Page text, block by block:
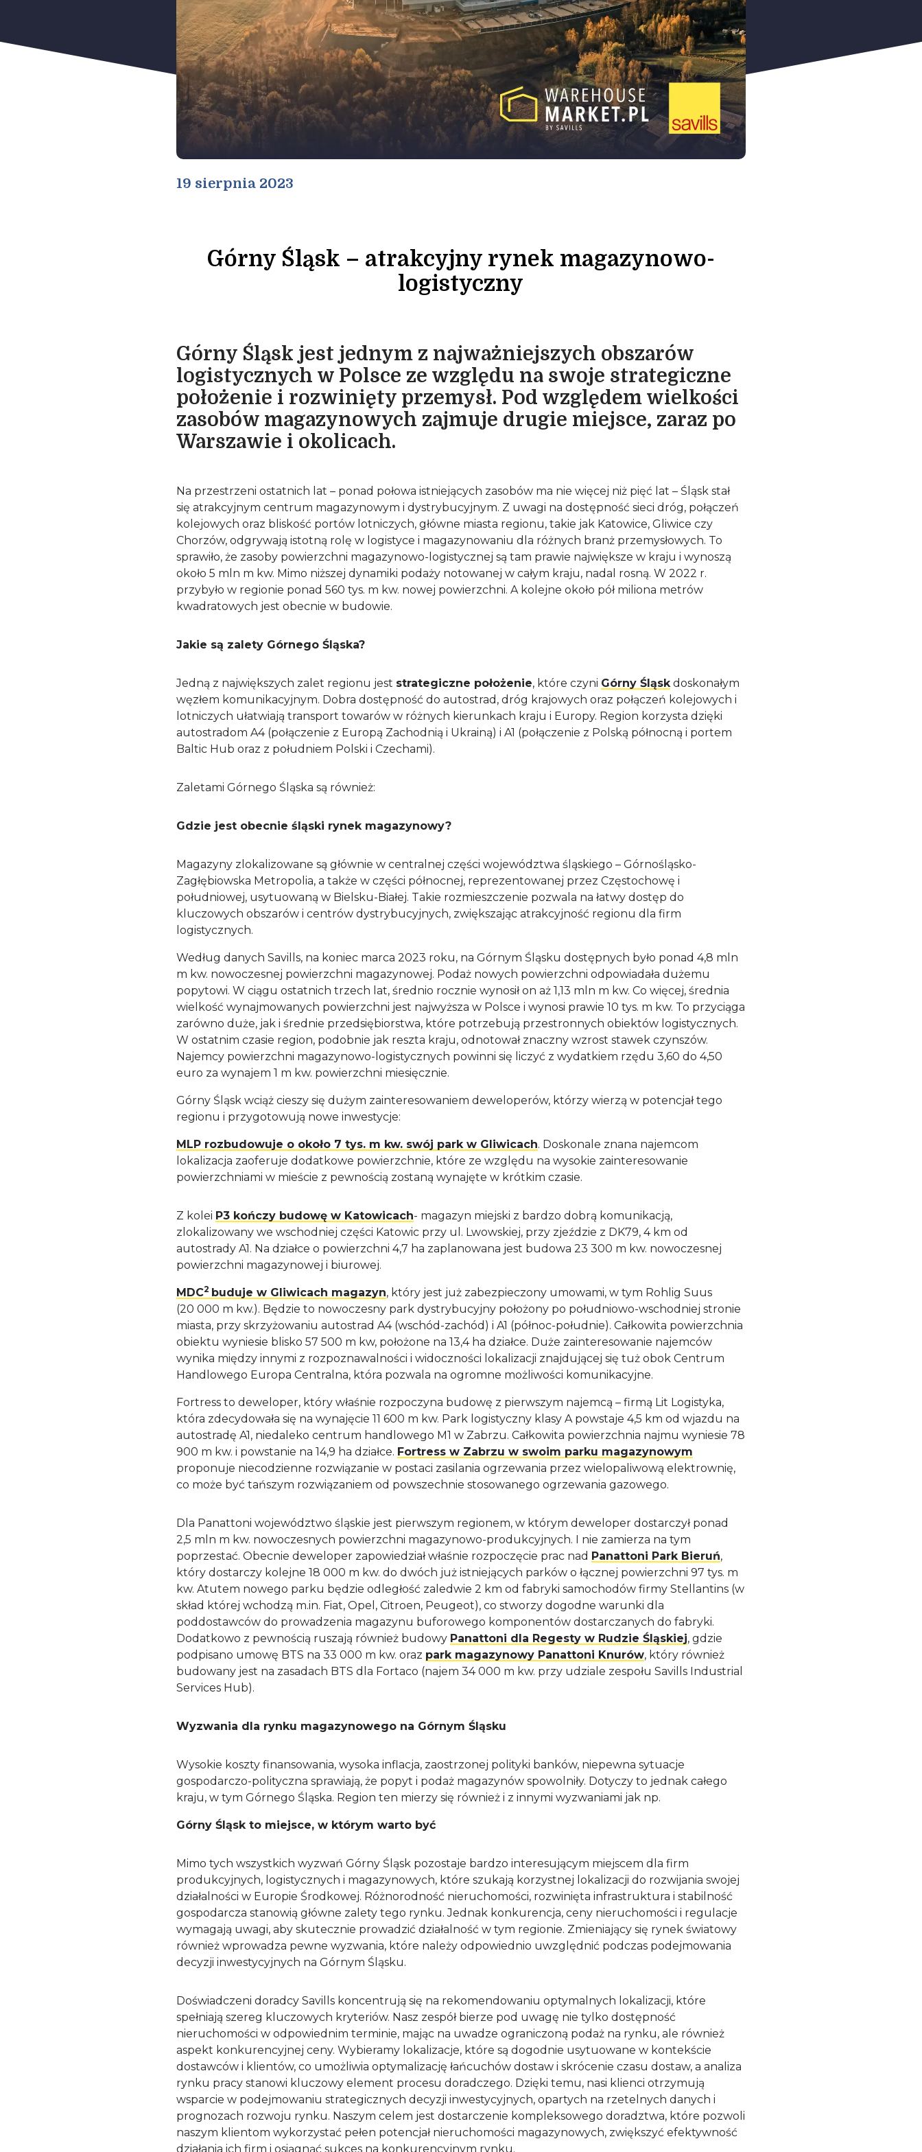
19 sierpnia 2023
Górny Śląsk – atrakcyjny rynek magazynowo-
logistyczny
Górny Śląsk jest jednym z najważniejszych obszarów
logistycznych w Polsce ze względu na swoje strategiczne
położenie i rozwinięty przemysł. Pod względem wielkości
zasobów magazynowych zajmuje drugie miejsce, zaraz po
Warszawie i okolicach.
Na przestrzeni ostatnich lat – ponad połowa istniejących zasobów ma nie więcej niż pięć lat – Śląsk stał
się atrakcyjnym centrum magazynowym i dystrybucyjnym. Z uwagi na dostępność sieci dróg, połączeń
kolejowych oraz bliskość portów lotniczych, główne miasta regionu, takie jak Katowice, Gliwice czy
Chorzów, odgrywają istotną rolę w logistyce i magazynowaniu dla różnych branż przemysłowych. To
sprawiło, że zasoby powierzchni magazynowo-logistycznej są tam prawie największe w kraju i wynoszą
około 5 mln m kw. Mimo niższej dynamiki podaży notowanej w całym kraju, nadal rosną. W 2022 r.
przybyło w regionie ponad 560 tys. m kw. nowej powierzchni. A kolejne około pół miliona metrów
kwadratowych jest obecnie w budowie.
Jakie są zalety Górnego Śląska?
Jedną z największych zalet regionu jest strategiczne położenie, które czyni Górny Śląskdoskonałym
węzłem komunikacyjnym. Dobra dostępność do autostrad, dróg krajowych oraz połączeń kolejowych i
lotniczych ułatwiają transport towarów w różnych kierunkach kraju i Europy. Region korzysta dzięki
autostradom A4 (połączenie z Europą Zachodnią i Ukrainą) i A1 (połączenie z Polską północną i portem
Baltic Hub oraz z południem Polski i Czechami).
Zaletami Górnego Śląska są również:
Gdzie jest obecnie śląski rynek magazynowy?
Magazyny zlokalizowane są głównie w centralnej części województwa śląskiego – Górnośląsko-
Zagłębiowska Metropolia, a także w części północnej, reprezentowanej przez Częstochowę i
południowej, usytuowaną w Bielsku-Białej. Takie rozmieszczenie pozwala na łatwy dostęp do
kluczowych obszarów i centrów dystrybucyjnych, zwiększając atrakcyjność regionu dla firm
logistycznych.
Według danych Savills, na koniec marca 2023 roku, na Górnym Śląsku dostępnych było ponad 4,8 mln
m kw. nowoczesnej powierzchni magazynowej. Podaż nowych powierzchni odpowiadała dużemu
popytowi. W ciągu ostatnich trzech lat, średnio rocznie wynosił on aż 1,13 mln m kw. Co więcej, średnia
wielkość wynajmowanych powierzchni jest najwyższa w Polsce i wynosi prawie 10 tys. m kw. To przyciąga
zarówno duże, jak i średnie przedsiębiorstwa, które potrzebują przestronnych obiektów logistycznych.
W ostatnim czasie region, podobnie jak reszta kraju, odnotował znaczny wzrost stawek czynszów.
Najemcy powierzchni magazynowo-logistycznych powinni się liczyć z wydatkiem rzędu 3,60 do 4,50
euro za wynajem 1 m kw. powierzchni miesięcznie.
Górny Śląsk wciąż cieszy się dużym zainteresowaniem deweloperów, którzy wierzą w potencjał tego
regionu i przygotowują nowe inwestycje:
MLP rozbudowuje o około 7 tys. m kw. swój park w Gliwicach. Doskonale znana najemcom
lokalizacja zaoferuje dodatkowe powierzchnie, które ze względu na wysokie zainteresowanie
powierzchniami w mieście z pewnością zostaną wynajęte w krótkim czasie.
Z kolei P3 kończy budowę w Katowicach- magazyn miejski z bardzo dobrą komunikacją,
zlokalizowany we wschodniej części Katowic przy ul. Lwowskiej, przy zjeździe z DK79, 4 km od
autostrady A1. Na działce o powierzchni 4,7 ha zaplanowana jest budowa 23 300 m kw. nowoczesnej
powierzchni magazynowej i biurowej.
MDC2 buduje w Gliwicach magazyn, który jest już zabezpieczony umowami, w tym Rohlig Suus
(20 000 m kw.). Będzie to nowoczesny park dystrybucyjny położony po południowo-wschodniej stronie
miasta, przy skrzyżowaniu autostrad A4 (wschód-zachód) i A1 (północ-południe). Całkowita powierzchnia
obiektu wyniesie blisko 57 500 m kw, położone na 13,4 ha działce. Duże zainteresowanie najemców
wynika między innymi z rozpoznawalności i widoczności lokalizacji znajdującej się tuż obok Centrum
Handlowego Europa Centralna, która pozwala na ogromne możliwości komunikacyjne.
Fortress to deweloper, który właśnie rozpoczyna budowę z pierwszym najemcą – firmą Lit Logistyka,
która zdecydowała się na wynajęcie 11 600 m kw. Park logistyczny klasy A powstaje 4,5 km od wjazdu na
autostradę A1, niedaleko centrum handlowego M1 w Zabrzu. Całkowita powierzchnia najmu wyniesie 78
900 m kw. i powstanie na 14,9 ha działce. Fortress w Zabrzu w swoim parku magazynowym
proponuje niecodzienne rozwiązanie w postaci zasilania ogrzewania przez wielopaliwową elektrownię,
co może być tańszym rozwiązaniem od powszechnie stosowanego ogrzewania gazowego.
Dla Panattoni województwo śląskie jest pierwszym regionem, w którym deweloper dostarczył ponad
2,5 mln m kw. nowoczesnych powierzchni magazynowo-produkcyjnych. I nie zamierza na tym
poprzestać. Obecnie deweloper zapowiedział właśnie rozpoczęcie prac nad Panattoni Park Bieruń,
który dostarczy kolejne 18 000 m kw. do dwóch już istniejących parków o łącznej powierzchni 97 tys. m
kw. Atutem nowego parku będzie odległość zaledwie 2 km od fabryki samochodów firmy Stellantins (w
skład której wchodzą m.in. Fiat, Opel, Citroen, Peugeot), co stworzy dogodne warunki dla
poddostawców do prowadzenia magazynu buforowego komponentów dostarczanych do fabryki.
Dodatkowo z pewnością ruszają również budowy Panattoni dla Regesty w Rudzie Śląskiej, gdzie
podpisano umowę BTS na 33 000 m kw. oraz park magazynowy Panattoni Knurów, który również
budowany jest na zasadach BTS dla Fortaco (najem 34 000 m kw. przy udziale zespołu Savills Industrial
Services Hub).
Wyzwania dla rynku magazynowego na Górnym Śląsku
Wysokie koszty finansowania, wysoka inflacja, zaostrzonej polityki banków, niepewna sytuacje
gospodarczo-polityczna sprawiają, że popyt i podaż magazynów spowolniły. Dotyczy to jednak całego
kraju, w tym Górnego Śląska. Region ten mierzy się również i z innymi wyzwaniami jak np.
Górny Śląsk to miejsce, w którym warto być
Mimo tych wszystkich wyzwań Górny Śląsk pozostaje bardzo interesującym miejscem dla firm
produkcyjnych, logistycznych i magazynowych, które szukają korzystnej lokalizacji do rozwijania swojej
działalności w Europie Środkowej. Różnorodność nieruchomości, rozwinięta infrastruktura i stabilność
gospodarcza stanowią główne zalety tego rynku. Jednak konkurencja, ceny nieruchomości i regulacje
wymagają uwagi, aby skutecznie prowadzić działalność w tym regionie. Zmieniający się rynek światowy
również wprowadza pewne wyzwania, które należy odpowiednio uwzględnić podczas podejmowania
decyzji inwestycyjnych na Górnym Śląsku.
Doświadczeni doradcy Savills koncentrują się na rekomendowaniu optymalnych lokalizacji, które
spełniają szereg kluczowych kryteriów. Nasz zespół bierze pod uwagę nie tylko dostępność
nieruchomości w odpowiednim terminie, mając na uwadze ograniczoną podaż na rynku, ale również
aspekt konkurencyjnej ceny. Wybieramy lokalizacje, które są dogodnie usytuowane w kontekście
dostawców i klientów, co umożliwia optymalizację łańcuchów dostaw i skrócenie czasu dostaw, a analiza
rynku pracy stanowi kluczowy element procesu doradczego. Dzięki temu, nasi klienci otrzymują
wsparcie w podejmowaniu strategicznych decyzji inwestycyjnych, opartych na rzetelnych danych i
prognozach rozwoju rynku. Naszym celem jest dostarczenie kompleksowego doradztwa, które pozwoli
naszym klientom wykorzystać pełen potencjał nieruchomości magazynowych, zwiększyć efektywność
działania ich firm i osiągnąć sukces na konkurencyjnym rynku.